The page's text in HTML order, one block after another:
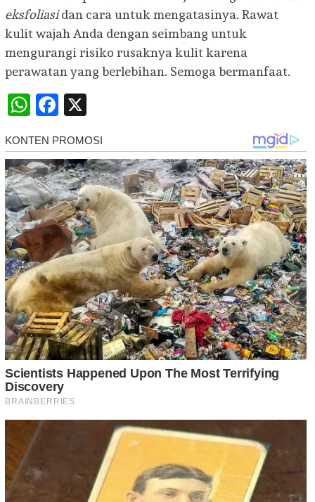
eksfoliasidan cara untuk mengatasinya. Rawat
kulit wajah Anda dengan seimbang untuk
mengurangi risiko rusaknya kulit karena
perawatan yang berlebihan. Semoga bermanfaat.
WhatsApp
Facebook